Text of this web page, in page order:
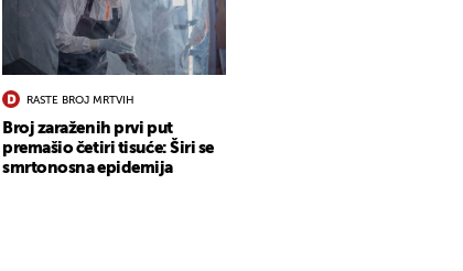
RASTE BROJ MRTVIH
Broj zaraženih prvi put
premašio četiri tisuće: Širi se
smrtonosna epidemija